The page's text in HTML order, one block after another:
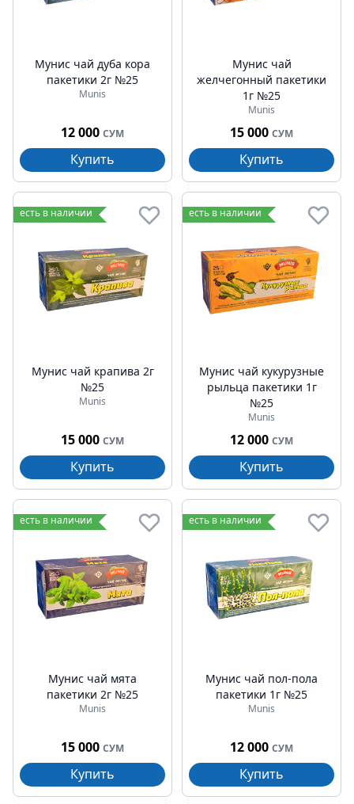
Мунис чай дуба кора
пакетики 2г №25
Munis
12 000 СУМ
Купить
Мунис чай
желчегонный пакетики
1г №25
Munis
15 000 СУМ
Купить
есть в наличии
Мунис чай крапива 2г
№25
Munis
15 000 СУМ
Купить
есть в наличии
Мунис чай кукурузные
рыльца пакетики 1г
№25
Munis
12 000 СУМ
Купить
есть в наличии
Мунис чай мята
пакетики 2г №25
Munis
15 000 СУМ
Купить
есть в наличии
Мунис чай пол-пола
пакетики 1г №25
Munis
12 000 СУМ
Купить